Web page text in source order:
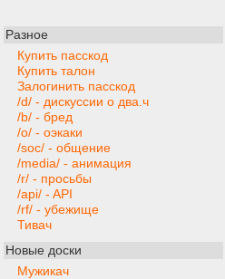
Разное
Купить пасскод
Купить талон
Залогинить пасскод
/d/ - дискуссии о два.ч
/b/ - бред
/o/ - оэкаки
/soc/ - общение
/media/ - анимация
/r/ - просьбы
/api/ - API
/rf/ - убежище
Тивач
Новые доски
Мужикач